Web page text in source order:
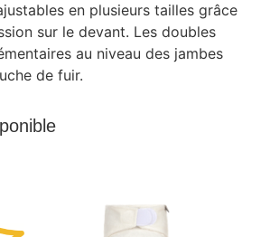
en plusieurs tailles grâce
sur le devant. Les doubles
au niveau des jambes
de fuir.